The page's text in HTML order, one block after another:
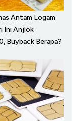
Antam Logam
Ini Anjlok
Buyback Berapa?